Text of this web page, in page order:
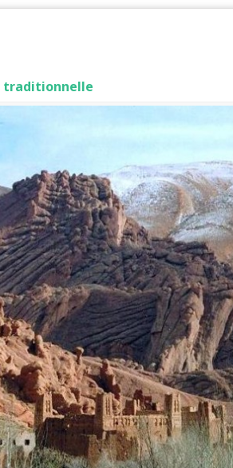
traditionnelle